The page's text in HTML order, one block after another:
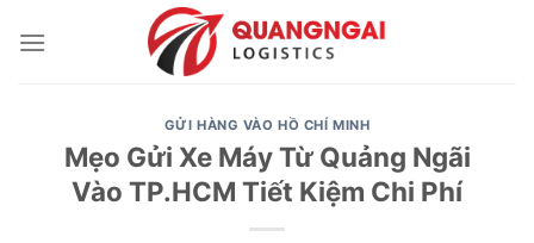
GỬI HÀNG VÀO HỒ CHÍ MINH
Mẹo Gửi Xe Máy Từ Quảng Ngãi
Vào TP.HCM Tiết Kiệm Chi Phí